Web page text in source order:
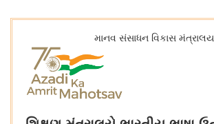
માનવ સંસાધન વિકાસ મંત્રાલય